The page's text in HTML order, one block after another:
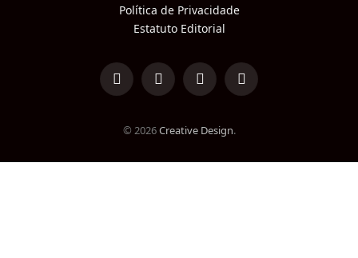
Política de Privacidade
Estatuto Editorial
LinkedInFacebookInstagramTikTok
© 2026Creative Design.